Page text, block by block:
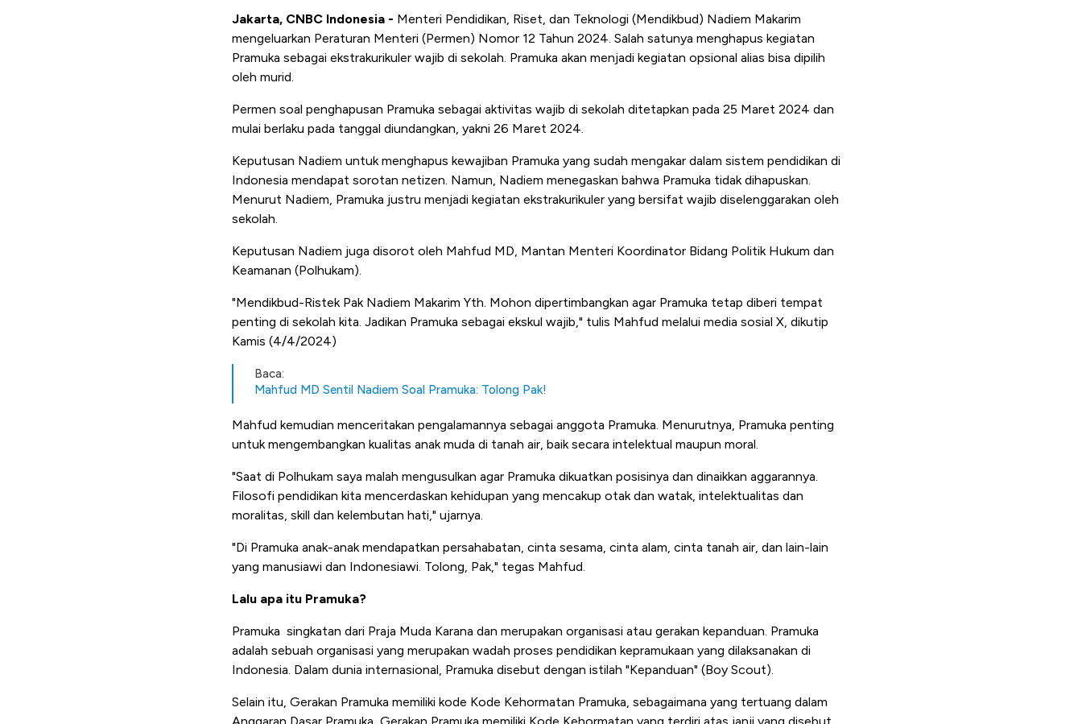
Jakarta, CNBC Indonesia - Menteri Pendidikan, Riset, dan Teknologi (Mendikbud) Nadiem Makarim
mengeluarkan Peraturan Menteri (Permen) Nomor 12 Tahun 2024. Salah satunya menghapus kegiatan
Pramuka sebagai ekstrakurikuler wajib di sekolah. Pramuka akan menjadi kegiatan opsional alias bisa dipilih
oleh murid.
Permen soal penghapusan Pramuka sebagai aktivitas wajib di sekolah ditetapkan pada 25 Maret 2024 dan
mulai berlaku pada tanggal diundangkan, yakni 26 Maret 2024.
Keputusan Nadiem untuk menghapus kewajiban Pramuka yang sudah mengakar dalam sistem pendidikan di
Indonesia mendapat sorotan netizen. Namun, Nadiem menegaskan bahwa Pramuka tidak dihapuskan.
Menurut Nadiem, Pramuka justru menjadi kegiatan ekstrakurikuler yang bersifat wajib diselenggarakan oleh
sekolah.
Keputusan Nadiem juga disorot oleh Mahfud MD, Mantan Menteri Koordinator Bidang Politik Hukum dan
Keamanan (Polhukam).
"Mendikbud-Ristek Pak Nadiem Makarim Yth. Mohon dipertimbangkan agar Pramuka tetap diberi tempat
penting di sekolah kita. Jadikan Pramuka sebagai ekskul wajib," tulis Mahfud melalui media sosial X, dikutip
Kamis (4/4/2024)
Baca:
Mahfud MD Sentil Nadiem Soal Pramuka: Tolong Pak!
Mahfud kemudian menceritakan pengalamannya sebagai anggota Pramuka. Menurutnya, Pramuka penting
untuk mengembangkan kualitas anak muda di tanah air, baik secara intelektual maupun moral.
"Saat di Polhukam saya malah mengusulkan agar Pramuka dikuatkan posisinya dan dinaikkan aggarannya.
Filosofi pendidikan kita mencerdaskan kehidupan yang mencakup otak dan watak, intelektualitas dan
moralitas, skill dan kelembutan hati," ujarnya.
"Di Pramuka anak-anak mendapatkan persahabatan, cinta sesama, cinta alam, cinta tanah air, dan lain-lain
yang manusiawi dan Indonesiawi. Tolong, Pak," tegas Mahfud.
Lalu apa itu Pramuka?
Pramuka singkatan dari Praja Muda Karana dan merupakan organisasi atau gerakan kepanduan. Pramuka
adalah sebuah organisasi yang merupakan wadah proses pendidikan kepramukaan yang dilaksanakan di
Indonesia. Dalam dunia internasional, Pramuka disebut dengan istilah "Kepanduan" (Boy Scout).
Selain itu, Gerakan Pramuka memiliki kode Kode Kehormatan Pramuka, sebagaimana yang tertuang dalam